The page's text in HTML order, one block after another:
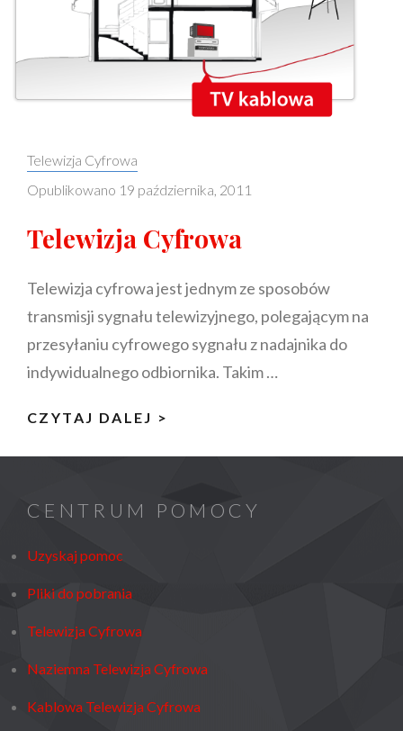
Categories:
Telewizja Cyfrowa
Opublikowano 19 października, 2011
Telewizja Cyfrowa
Telewizja cyfrowa jest jednym ze sposobów
transmisji sygnału telewizyjnego, polegającym na
przesyłaniu cyfrowego sygnału z nadajnika do
indywidualnego odbiornika. Takim …
CZYTAJ DALEJ >
CENTRUM POMOCY
Uzyskaj pomoc
Pliki do pobrania
Telewizja Cyfrowa
Naziemna Telewizja Cyfrowa
Kablowa Telewizja Cyfrowa